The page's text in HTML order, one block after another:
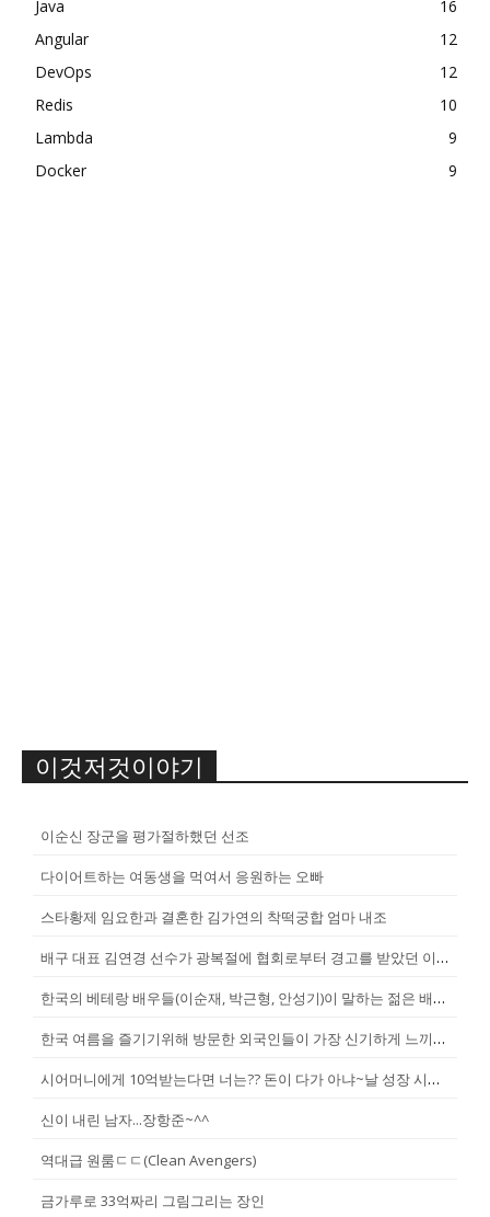
Java
16
Angular
12
DevOps
12
Redis
10
Lambda
9
Docker
9
이것저것이야기
이순신 장군을 평가절하했던 선조
다이어트하는 여동생을 먹여서 응원하는 오빠
스타황제 임요한과 결혼한 김가연의 착떡궁합 엄마 내조
배구 대표 김연경 선수가 광복절에 협회로부터 경고를 받았던 이유
한국의 베테랑 배우들(이순재, 박근형, 안성기)이 말하는 젊은 배우들
한국 여름을 즐기기위해 방문한 외국인들이 가장 신기하게 느끼는 것(암내가...
시어머니에게 10억받는다면 너는?? 돈이 다가 아냐~날 성장 시켜줄 남자...
신이 내린 남자...장항준~^^
역대급 원룸ㄷㄷ(Clean Avengers)
금가루로 33억짜리 그림그리는 장인